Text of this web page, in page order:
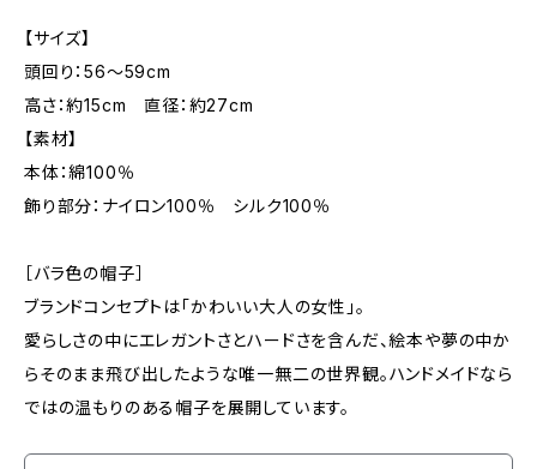
【サイズ】
頭回り：56～59cm
高さ：約15cm 直径：約27cm
【素材】
本体：綿100％
飾り部分：ナイロン100％ シルク100％
［バラ色の帽子］
ブランドコンセプトは「かわいい大人の女性」。
愛らしさの中にエレガントさとハードさを含んだ、絵本や夢の中か
らそのまま飛び出したような唯一無二の世界観。ハンドメイドなら
ではの温もりのある帽子を展開しています。